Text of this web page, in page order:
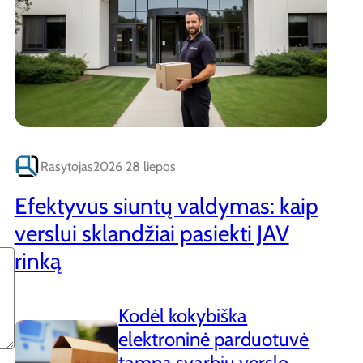
Rasytojas2026 28 liepos
Efektyvus siuntų valdymas: kaip
verslui sklandžiai pasiekti JAV
rinką
Kodėl kokybiška
elektroninė parduotuvė